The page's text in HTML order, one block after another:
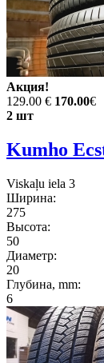
Акция!
129.00 € 170.00€
2 шт
Kumho
Viskaļu iela 3
Ширина:
275
Высота:
50
Диаметр:
20
Глубина, mm:
6